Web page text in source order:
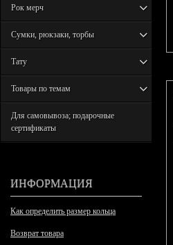
Рок мерч
Сумки, рюкзаки, торбы
Тату
Товары по темам
Для самовывоза; подарочные
сертификаты
ИНФОРМАЦИЯ
Как определить размер кольца
Возврат товара